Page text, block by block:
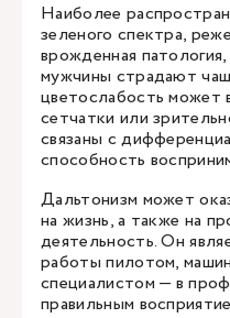
Наиболее
зеленого спектра,
врожденная
мужчины страдают
цветослабость может
сетчатки или
связаны с
способность
Дальтонизм может
на жизнь, а также на
деятельность. Он
работы пилотом,
специалистом — в
правильным